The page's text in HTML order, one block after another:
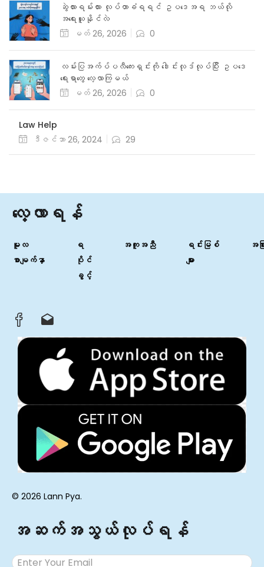
ဆွဲလားရမ်းလား လုပ်တာခံရရင် ဥပဒေအရ ဘယ်လို
အရေးယူနိုင်လဲ
မတ် 26, 2026
0
လမ်းပြအက်ပ်ပလီကေးရှင်းကို ဒေါင်းလုဒ်လုပ်ပြီး ဥပဒေ
ရေးရာတွေ လေ့လာကြမယ်
မတ် 26, 2026
0
Law Help
ဒီဇင်ဘာ 26, 2024
29
လေ့လာရန်
မူလ
စာမျက်နှာ
ရ
ပိုင်
ခွင့်
အကူအညီ
ရင်းမြစ်
များ
အခြ
© 2026 Lann Pya.
အဆက်အသွယ်လုပ်ရန်